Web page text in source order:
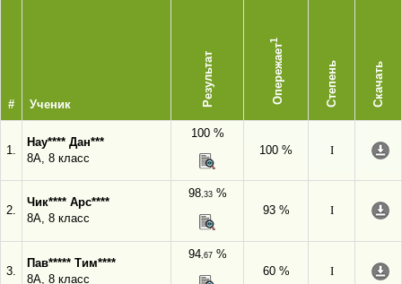
# Ученик Результат Опережает
1
Степень Скачать
1.
Нау**** Дан***
8А, 8 класс
100 %
100 %
I
2.
Чик**** Арс****
8А, 8 класс
98,33%
93 %
I
3.
Пав***** Тим****
8А, 8 класс
94,67%
60 %
I